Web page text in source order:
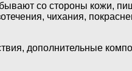
со стороны кожи,
чихания,
дополнительные